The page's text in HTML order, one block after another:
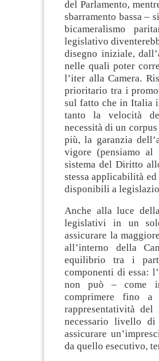
del Parlamento,
sbarramento bassa –
bicameralismo
legislativo
disegno iniziale,
nelle quali poter
l’iter alla Camera.
prioritario tra i
sul fatto che in Italia
tanto la velocità
necessità di un
più, la garanzia
vigore (pensiamo
sistema del Diritto
stessa applicabilità
disponibili a
Anche alla luce
legislativi in un
assicurare la
all’interno della
equilibrio tra i
componenti di essa:
non può – come
comprimere fino a
rappresentatività del
necessario livello di
assicurare
da quello esecutivo,